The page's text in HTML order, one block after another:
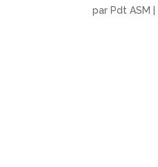
par Pdt ASM